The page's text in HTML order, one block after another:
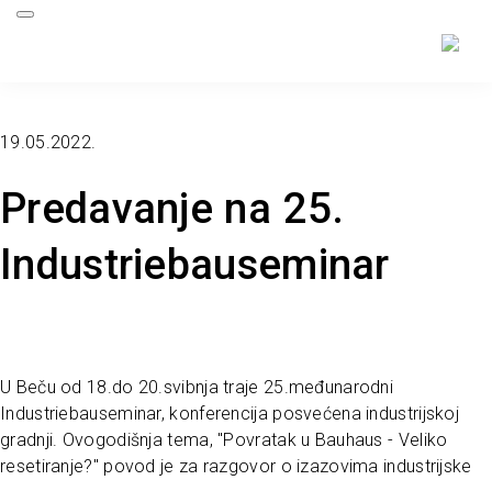
Predavanje na 25.
Industriebauseminar
19.05.2022.
U Beču od 18.do 20.svibnja traje 25.međunarodni
Industriebauseminar, konferencija posvećena industrijskoj
gradnji. Ovogodišnja tema, "Povratak u Bauhaus - Veliko
resetiranje?" povod je za razgovor o izazovima industrijske